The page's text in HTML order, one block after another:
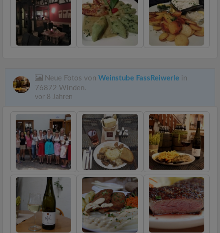
Neue Fotos von Weinstube FassReiwerle in
76872 Winden.
vor 8 Jahren